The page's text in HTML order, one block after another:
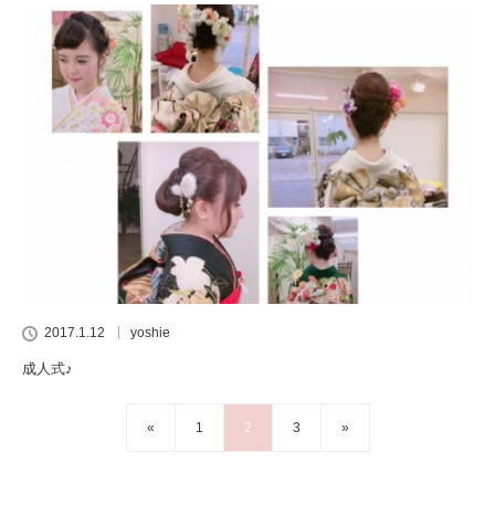
2017.1.12 yoshie
成人式♪
« 1 2 3 »